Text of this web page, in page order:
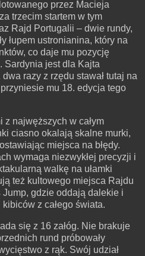
przez Macieja
trzecim startem w tym
Rajd Portugalii – dwie rundy,
łupem ustronianina, który na
co daje mu pozycję
Sardynia jest dla Kajta
razy z rzędu stawał tutaj na
mu 18. edycja tego
z najwęższych w całym
ciasno okalają skalne murki,
miejsca na błędy.
wymaga niezwykłej precyzji i
walkę na ułamki
też kultowego miejsca Rajdu
Jump, gdzie oddają dalekie i
z całego świata.
się z 16 załóg. Nie brakuje
rund próbowały
z rąk. Swój udział